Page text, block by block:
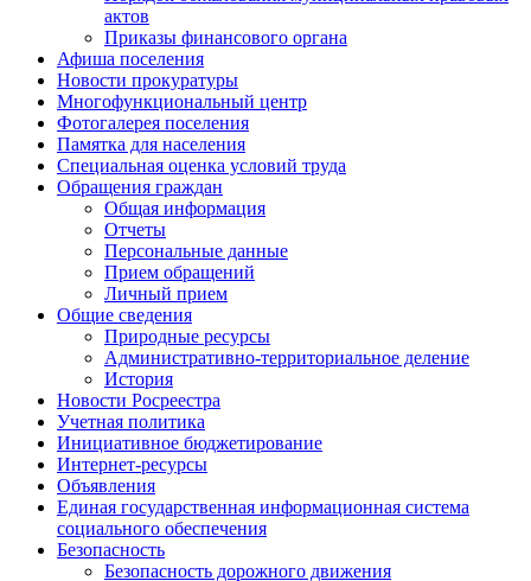
актов
Приказы финансового органа
Афиша поселения
Новости прокуратуры
Многофункциональный центр
Фотогалерея поселения
Памятка для населения
Специальная оценка условий труда
Обращения граждан
Общая информация
Отчеты
Персональные данные
Прием обращений
Личный прием
Общие сведения
Природные ресурсы
Административно-территориальное деление
История
Новости Росреестра
Учетная политика
Инициативное бюджетирование
Интернет-ресурсы
Объявления
Единая государственная информационная система
социального обеспечения
Безопасность
Безопасность дорожного движения